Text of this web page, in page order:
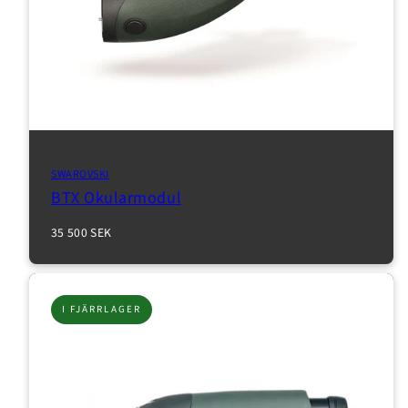
SWAROVSKI
BTX Okularmodul
Normalpris
35 500 SEK
I FJÄRRLAGER